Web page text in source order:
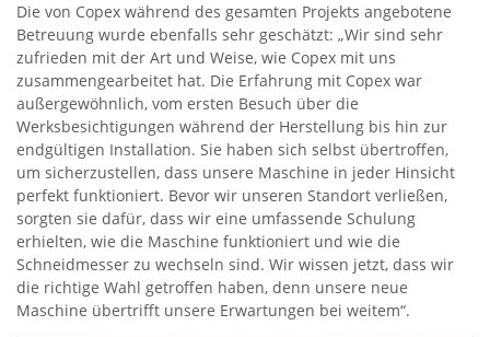
Die von Copex während des gesamten Projekts angebotene
Betreuung wurde ebenfalls sehr geschätzt: „Wir sind sehr
zufrieden mit der Art und Weise, wie Copex mit uns
zusammengearbeitet hat. Die Erfahrung mit Copex war
außergewöhnlich, vom ersten Besuch über die
Werksbesichtigungen während der Herstellung bis hin zur
endgültigen Installation. Sie haben sich selbst übertroffen,
um sicherzustellen, dass unsere Maschine in jeder Hinsicht
perfekt funktioniert. Bevor wir unseren Standort verließen,
sorgten sie dafür, dass wir eine umfassende Schulung
erhielten, wie die Maschine funktioniert und wie die
Schneidmesser zu wechseln sind. Wir wissen jetzt, dass wir
die richtige Wahl getroffen haben, denn unsere neue
Maschine übertrifft unsere Erwartungen bei weitem“.